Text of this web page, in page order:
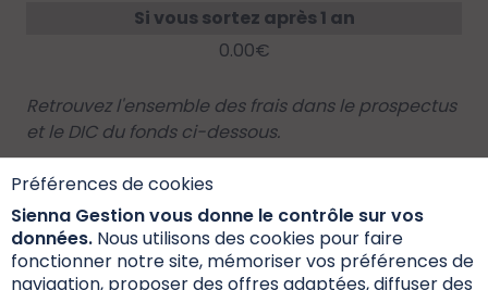
Préférences de cookies
Sienna Gestion vous donne le contrôle sur vos
données. Nous utilisons des cookies pour faire
fonctionner notre site, mémoriser vos préférences de
navigation, proposer des offres adaptées, diffuser des
Si vous sortez après 1 an
0.00€
Retrouvez l'ensemble des frais dans le prospectus
et le DIC du fonds ci-dessous.
Documentation